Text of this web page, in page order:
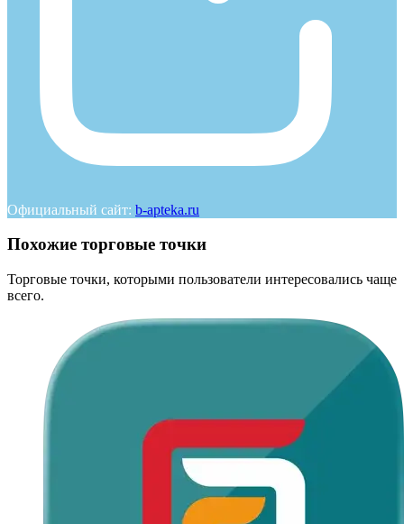
Официальный сайт: b-apteka.ru
Похожие торговые точки
Торговые точки, которыми пользователи интересовались чаще
всего.